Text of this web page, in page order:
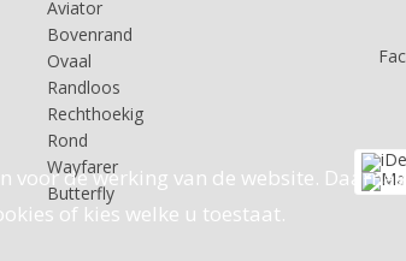
de werking van de website.
of kies welke u toestaat.
Aviator
Bovenrand
Ovaal
Randloos
Rechthoekig
Rond
Wayfarer
Butterfly